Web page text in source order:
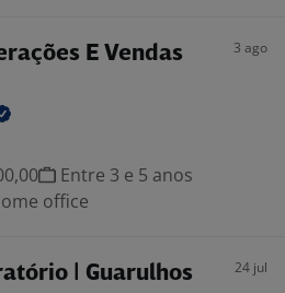
E Vendas
3 ago
Entre 3 e 5 anos
office
| Guarulhos 24 jul